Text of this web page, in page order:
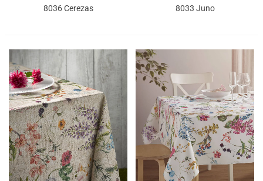
8036 Cerezas 8033 Juno